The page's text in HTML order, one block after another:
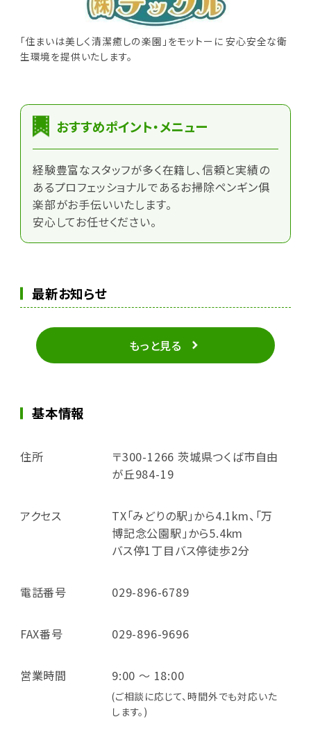
「住まいは美しく清潔癒しの楽園」をモットーに 安心安全な衛
生環境を提供いたします。
おすすめポイント・メニュー
経験豊富なスタッフが多く在籍し、信頼と実績の
あるプロフェッショナルであるお掃除ペンギン俱
楽部がお手伝いいたします。
安心してお任せください。
最新お知らせ
もっと見る
基本情報
住所
〒300-1266 茨城県つくば市自由
が丘984-19
アクセス
TX「みどりの駅」から4.1km、「万
博記念公園駅」から5.4km
バス停1丁目バス停徒歩2分
電話番号 029-896-6789
FAX番号 029-896-9696
営業時間 9:00 ～ 18:00
(ご相談に応じて、時間外でも対応いた
します。)